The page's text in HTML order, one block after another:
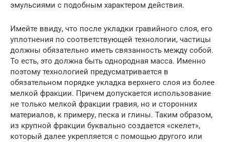
эмульсиями с подобным характером действия.
Имейте ввиду, что после укладки гравийного слоя, его
уплотнения по соответствующей технологии, частицы
должны обязательно иметь связанность между собой.
То есть, это должна быть однородная масса. Именно
поэтому технологией предусматривается в
обязательном порядке укладка верхнего слоя из более
мелкой фракции. Причем допускается использование
не только мелкой фракции гравия, но и сторонних
материалов, к примеру, песка и глины. Таким образом,
из крупной фракции буквально создается «скелет»,
который далее укрепляется с помощью другого или